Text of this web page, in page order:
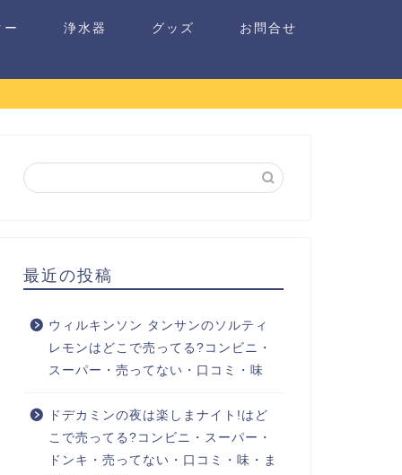
浄水器 グッズ お問合せ
最近の投稿
ウィルキンソン タンサンのソルティ
レモンはどこで売ってる?コンビニ・
スーパー・売ってない・口コミ・味
ドデカミンの夜は楽しまナイト!はど
こで売ってる?コンビニ・スーパー・
ドンキ・売ってない・口コミ・味・ま